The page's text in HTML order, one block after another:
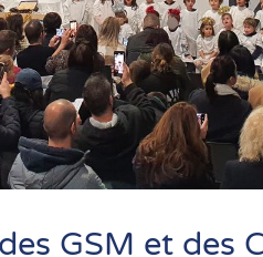
GSM et des